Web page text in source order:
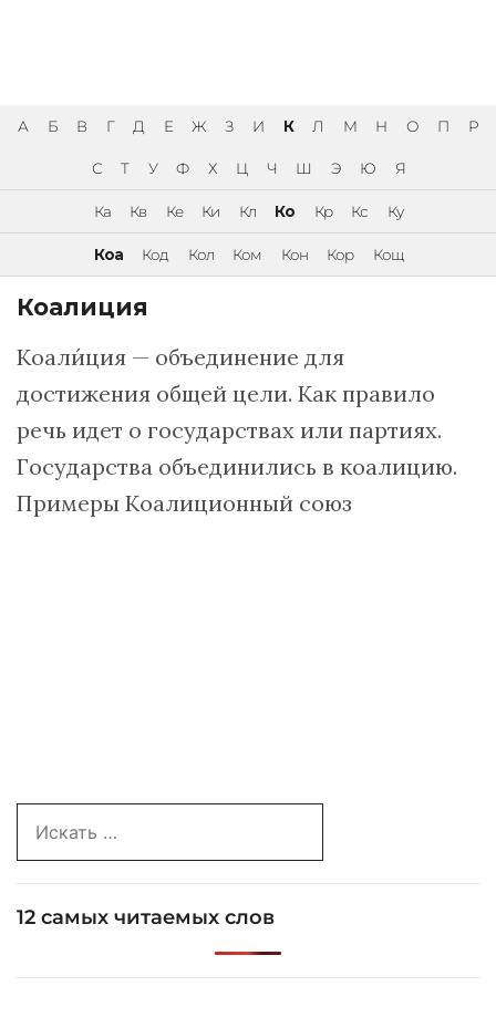
А Б В Г Д Е Ж З И К Л М Н О П Р
С Т У Ф Х Ц Ч Ш Э Ю Я
Ка Кв Ке Ки Кл Ко Кр Кс Ку
Коа Код Кол Ком Кон Кор Кощ
Коалиция
Коали́ция — объединение для
достижения общей цели. Как правило
речь идет о государствах или партиях.
Государства объединились в коалицию.
Примеры Коалиционный союз
for:
12 самых читаемых слов